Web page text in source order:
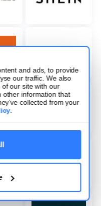
and ads, to provide
our traffic. We also
our site with our
other information that
collected from your
.